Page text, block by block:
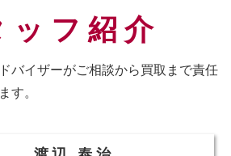
ッフ紹介
バイザーがご相談から買取まで責任
す。